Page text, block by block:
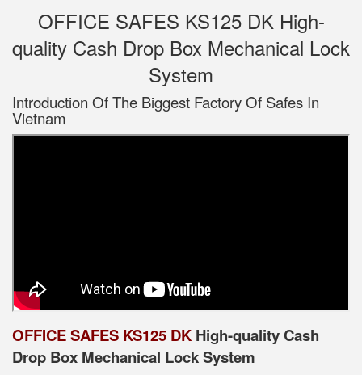
OFFICE SAFES KS125 DK High-
quality Cash Drop Box Mechanical Lock
System
Introduction Of The Biggest Factory Of Safes In
Vietnam
OFFICE SAFES KS125 DK High-quality Cash
Drop Box Mechanical Lock System